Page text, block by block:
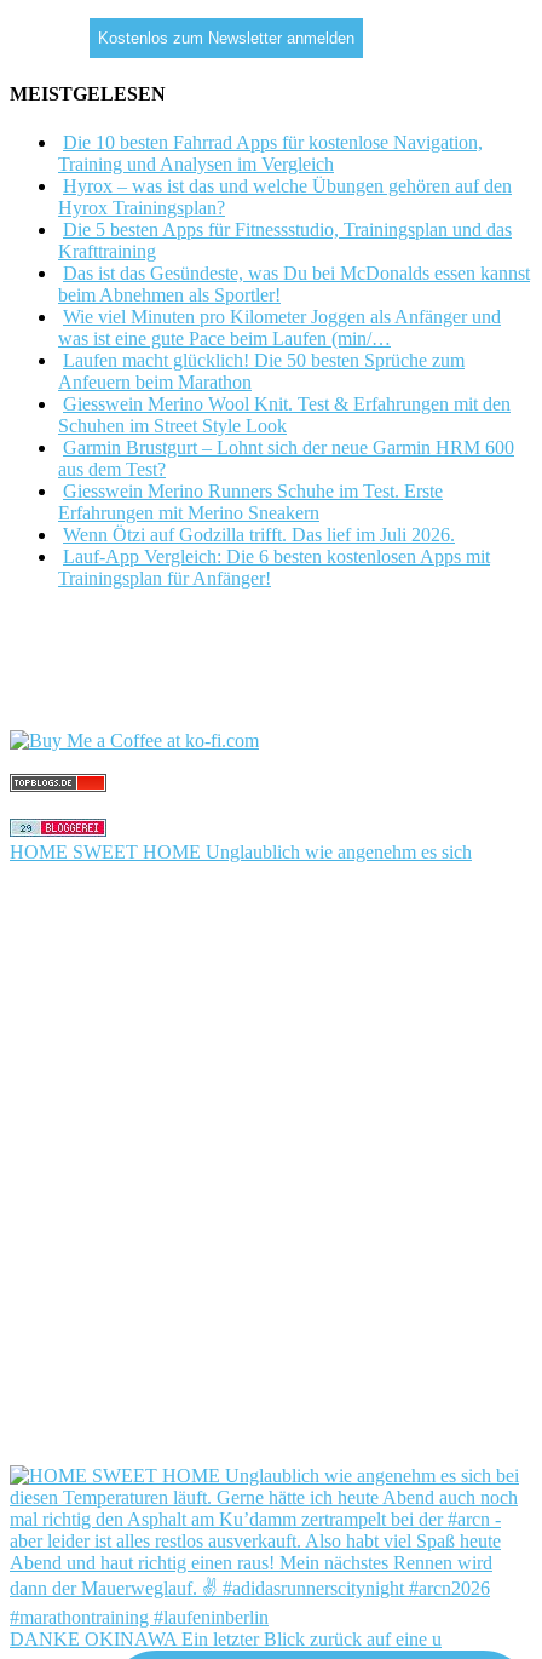
MEISTGELESEN
Die 10 besten Fahrrad Apps für kostenlose Navigation,
Training und Analysen im Vergleich
Hyrox – was ist das und welche Übungen gehören auf den
Hyrox Trainingsplan?
Die 5 besten Apps für Fitnessstudio, Trainingsplan und das
Krafttraining
Das ist das Gesündeste, was Du bei McDonalds essen kannst
beim Abnehmen als Sportler!
Wie viel Minuten pro Kilometer Joggen als Anfänger und
was ist eine gute Pace beim Laufen (min/…
Laufen macht glücklich! Die 50 besten Sprüche zum
Anfeuern beim Marathon
Giesswein Merino Wool Knit. Test & Erfahrungen mit den
Schuhen im Street Style Look
Garmin Brustgurt – Lohnt sich der neue Garmin HRM 600
aus dem Test?
Giesswein Merino Runners Schuhe im Test. Erste
Erfahrungen mit Merino Sneakern
Wenn Ötzi auf Godzilla trifft. Das lief im Juli 2026.
Lauf-App Vergleich: Die 6 besten kostenlosen Apps mit
Trainingsplan für Anfänger!
HOME SWEET HOME Unglaublich wie angenehm es sich
DANKE OKINAWA Ein letzter Blick zurück auf eine u